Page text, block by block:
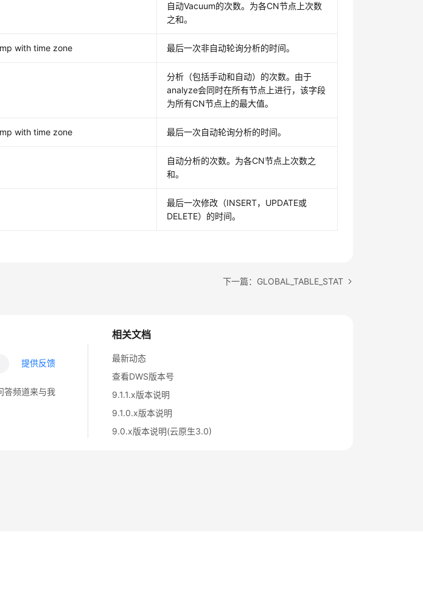
自动Vacuum的次数。为各CN节点上次数
之和。
with time zone 最后一次非自动轮询分析的时间。
分析（包括手动和自动）的次数。由于
analyze会同时在所有节点上进行，该字段
为所有CN节点上的最大值。
with time zone 最后一次自动轮询分析的时间。
自动分析的次数。为各CN节点上次数之
和。
最后一次修改（INSERT，UPDATE或
DELETE）的时间。
下一篇：GLOBAL_TABLE_STAT
相关文档
最新动态
查看DWS版本号
9.1.1.x版本说明
9.1.0.x版本说明
9.0.x版本说明(云原生3.0)
提供反馈
答频道来与我